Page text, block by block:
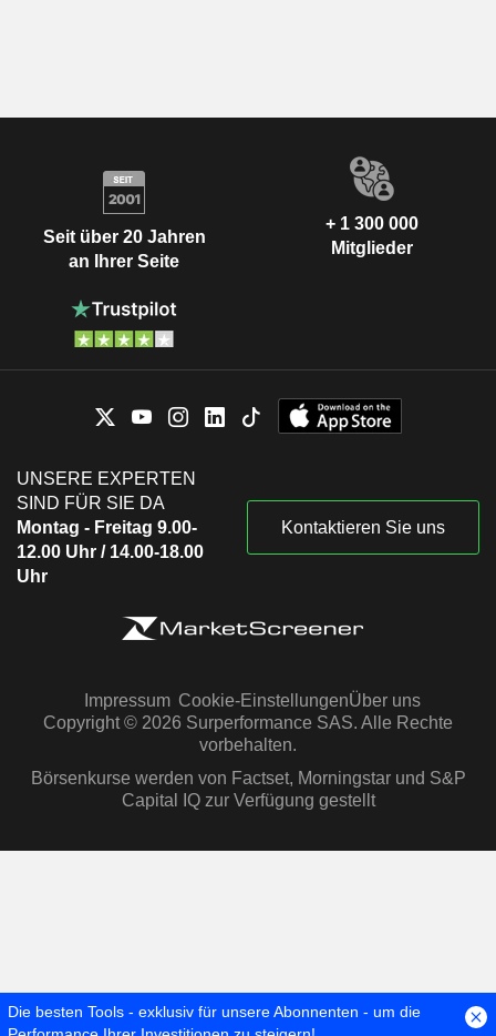
Seit über 20 Jahren
an Ihrer Seite
+ 1 300 000
Mitglieder
UNSERE EXPERTEN
SIND FÜR SIE DA
Montag - Freitag 9.00-
12.00 Uhr / 14.00-18.00
Uhr
Kontaktieren Sie uns
Impressum Cookie-EinstellungenÜber uns
Copyright © 2026 Surperformance SAS. Alle Rechte
vorbehalten.
Börsenkurse werden von Factset, Morningstar und S&P
Capital IQ zur Verfügung gestellt
Die besten Tools - exklusiv für unsere Abonnenten - um die